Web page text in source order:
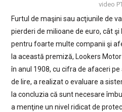
video
Furtul de maşini sau acţiunile de
pierderi de milioane de euro, cât
pentru foarte multe companii şi
la această premiză, Lookers
în anul 1908, cu cifra de afaceri
de lire, a realizat o evaluare a
la concluzia că sunt necesare
a menţine un nivel ridicat de